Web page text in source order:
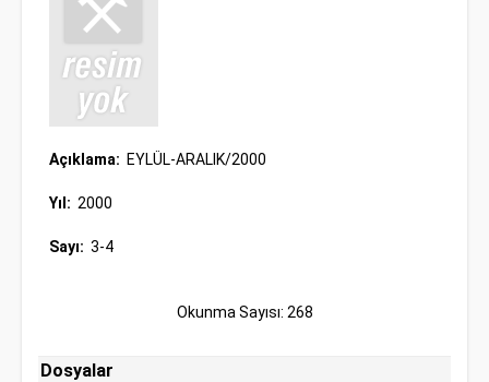
Açıklama: EYLÜL-ARALIK/2000
Yıl: 2000
Sayı: 3-4
Okunma Sayısı: 268
Dosyalar